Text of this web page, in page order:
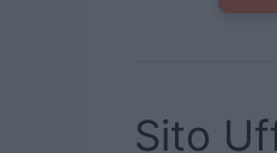
Sito